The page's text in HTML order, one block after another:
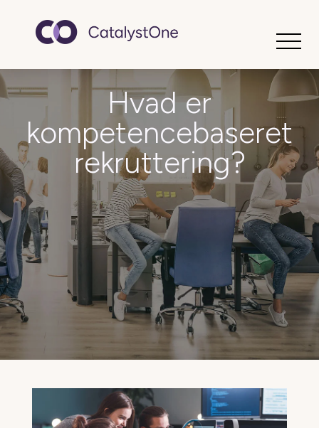
Hvad er
kompetencebaseret
rekruttering?